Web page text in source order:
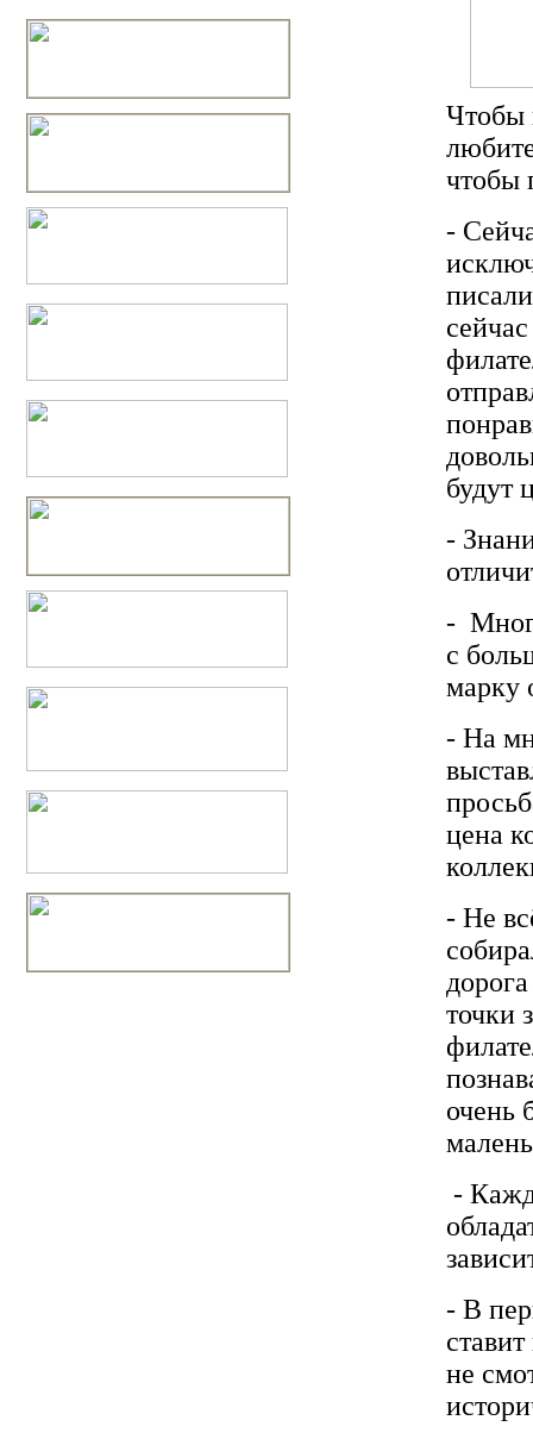
Чтобы
чтобы
-
будут
-
-
с
марку
- На
цена
- Не
точки
очень
-
- В
не